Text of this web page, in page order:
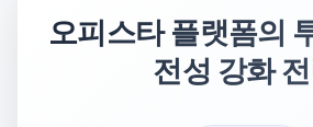
오피스타 플랫폼의
전성 강화